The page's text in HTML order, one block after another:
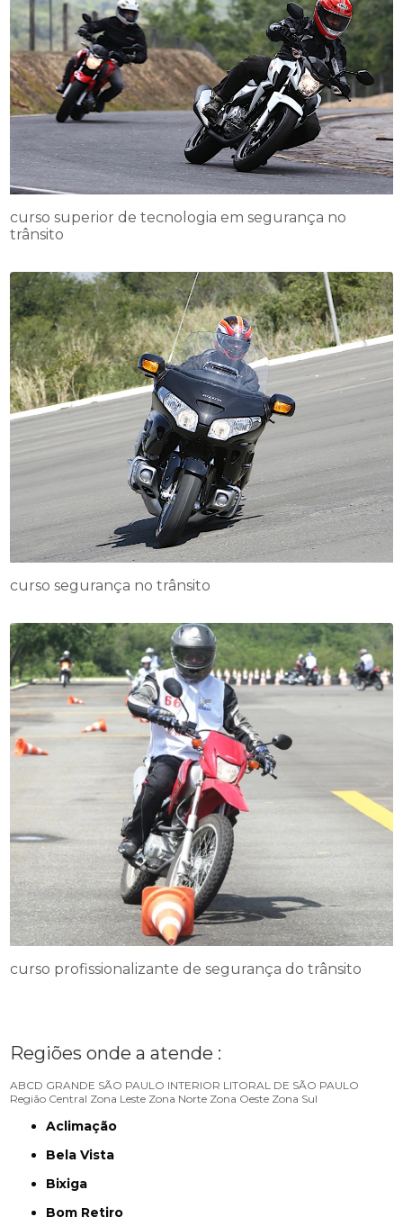
curso superior de tecnologia em segurança no
trânsito
curso segurança no trânsito
curso profissionalizante de segurança do trânsito
Regiões onde a atende :
ABCD GRANDE SÃO PAULO INTERIOR LITORAL DE SÃO PAULO
Região Central Zona Leste Zona Norte Zona Oeste Zona Sul
Aclimação
Bela Vista
Bixiga
Bom Retiro